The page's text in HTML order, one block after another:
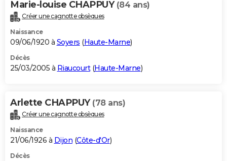
Marie-louise CHAPPUY (84 ans)
Créer une cagnotte obsèques
Naissance
09/06/1920 à Soyers (Haute-Marne)
Décès
25/03/2005 à Riaucourt(Haute-Marne)
Arlette CHAPPUY (78 ans)
Créer une cagnotte obsèques
Naissance
21/06/1926 à Dijon (Côte-d'Or)
Décès